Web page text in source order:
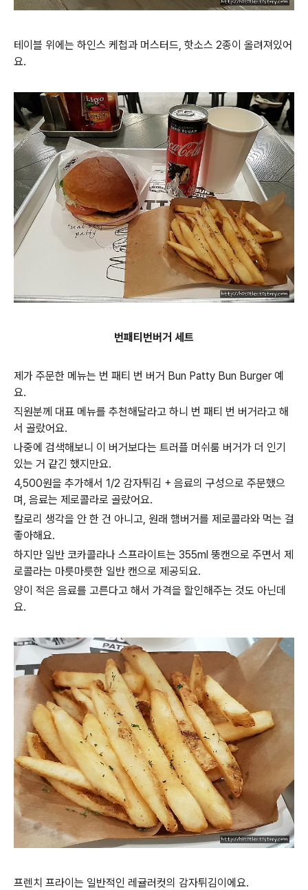
테이블 위에는 하인스 케첩과 머스터드, 핫소스 2종이 올려져있어
요.
번패티 번버거 세트
제가 주문한 메뉴는 번 패티 번 버거 Bun Patty Bun Burger 예
요.
직원분께 대표 메뉴를 추천해달라고 하니 번 패티 번 버거라고 해
서 골랐어요.
나중에 검색해보니 이 버거보다는 트러플 머쉬룸 버거가 더 인기
있는 거 같긴 했지만요.
4,500원을 추가해서 1/2 감자튀김 + 음료의 구성으로 주문했으
며, 음료는 제로콜라로 골랐어요.
칼로리 생각을 안 한 건 아니고, 원래 햄버거를 제로콜라와 먹는 걸
좋아해요.
하지만 일반 코카콜라나 스프라이트는 355ml 뚱캔으로 주면서 제
로콜라는 마릇마릇한 일반 캔으로 제공되요.
양이 적은 음료를 고른다고 해서 가격을 할인해주는 것도 아닌데
요.
프렌치 프라이는 일반적인 레귤러컷의 감자튀김이에요.